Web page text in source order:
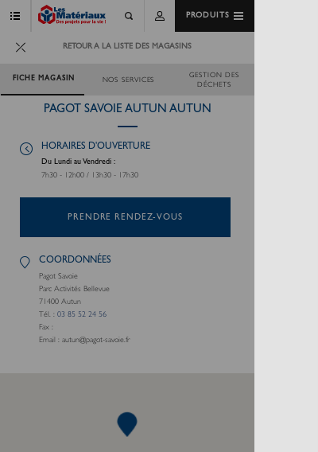
PRODUITS
RETOUR A LA LISTE DES MAGASINS
FICHE MAGASIN NOS SERVICES
GESTION DES
DÉCHETS
PAGOT SAVOIE AUTUN AUTUN
HORAIRES D'OUVERTURE
Du Lundi au Vendredi :
7h30 - 12h00 / 13h30 - 17h30
PRENDRE RENDEZ-VOUS
COORDONNÉES
Pagot Savoie
Parc Activités Bellevue
71400 Autun
Tél. : 03 85 52 24 56
Fax :
Email : autun@pagot-savoie.fr